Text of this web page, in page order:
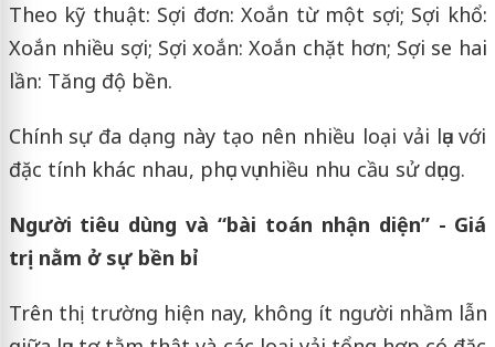
Theo kỹ thuật: Sợi đơn: Xoắn từ một sợi; Sợi khổ:
Xoắn nhiều sợi; Sợi xoắn: Xoắn chặt hơn; Sợi se hai
lần: Tăng độ bền.
Chính sự đa dạng này tạo nên nhiều loại vải lụa với
đặc tính khác nhau, phục vụ nhiều nhu cầu sử dụng.
Người tiêu dùng và “bài toán nhận diện” - Giá
trị nằm ở sự bền bỉ
Trên thị trường hiện nay, không ít người nhầm lẫn